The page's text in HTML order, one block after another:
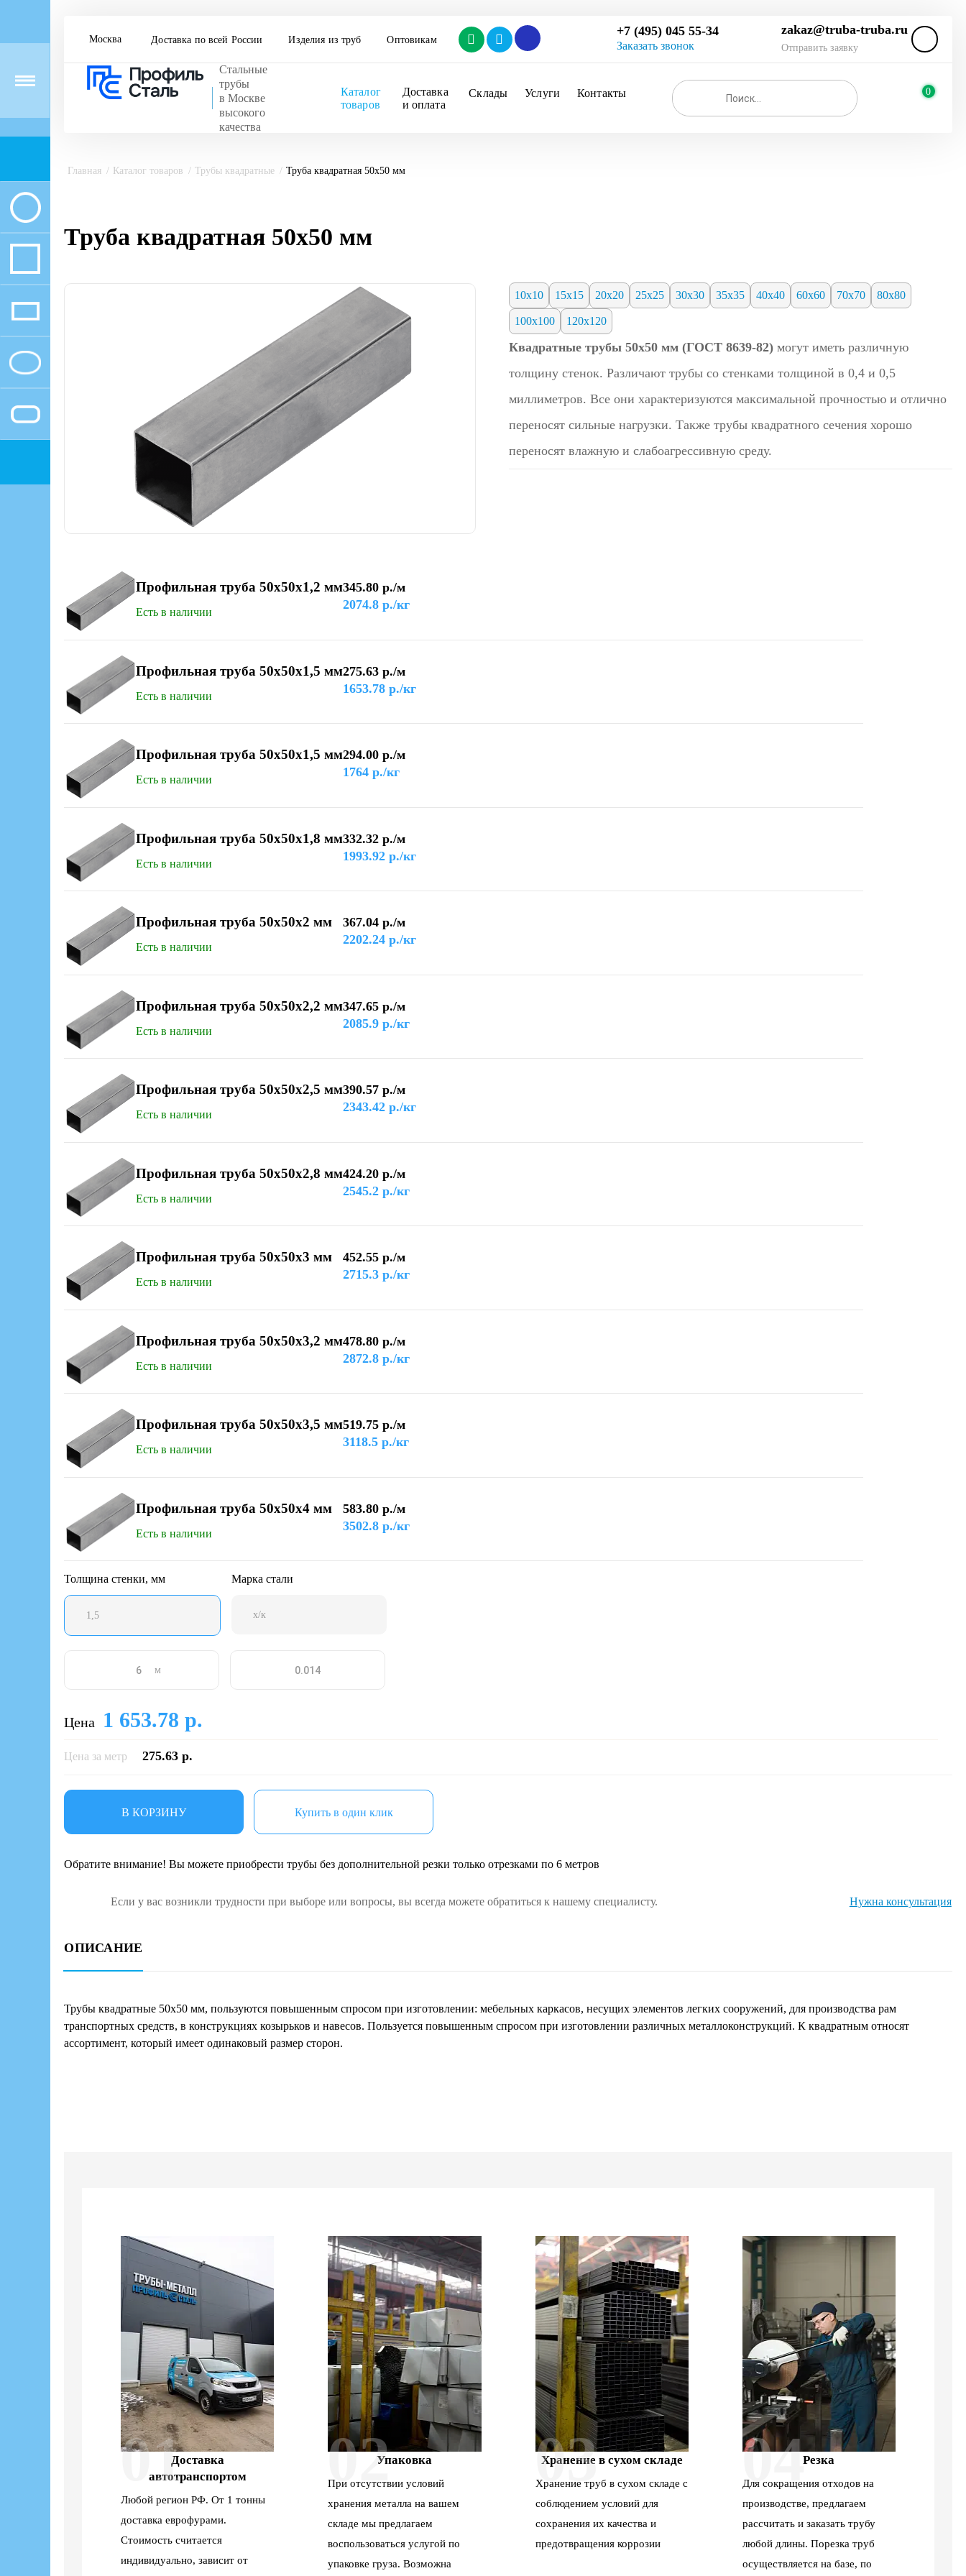
Москва Доставка по всей России Изделия из труб Оптовикам
+7 (495) 045 55-34
Заказать звонок
zakaz@truba-truba.ru
Отправить заявку
Стальные
трубы
в Москве
высокого
качества
Каталог
товаров
Доставка
и оплата
Склады Услуги Контакты 0
Главная Каталог товаров Трубы квадратные Труба квадратная 50х50 мм
Труба квадратная 50х50 мм
10х10 15х15 20х20 25х25 30х30 35х35 40х40 60х60 70х70 80х80
100х100 120х120
Квадратные трубы 50х50 мм (ГОСТ 8639-82) могут иметь различную
толщину стенок. Различают трубы со стенками толщиной в 0,4 и 0,5
миллиметров. Все они характеризуются максимальной прочностью и отлично
переносят сильные нагрузки. Также трубы квадратного сечения хорошо
переносят влажную и слабоагрессивную среду.
Профильная труба 50х50x1,2 мм
Есть в наличии
345.80 р./м
2074.8 р./кг
Профильная труба 50х50x1,5 мм
Есть в наличии
275.63 р./м
1653.78 р./кг
Профильная труба 50х50x1,5 мм
Есть в наличии
294.00 р./м
1764 р./кг
Профильная труба 50х50x1,8 мм
Есть в наличии
332.32 р./м
1993.92 р./кг
Профильная труба 50х50x2 мм
Есть в наличии
367.04 р./м
2202.24 р./кг
Профильная труба 50х50x2,2 мм
Есть в наличии
347.65 р./м
2085.9 р./кг
Профильная труба 50х50x2,5 мм
Есть в наличии
390.57 р./м
2343.42 р./кг
Профильная труба 50х50x2,8 мм
Есть в наличии
424.20 р./м
2545.2 р./кг
Профильная труба 50х50x3 мм
Есть в наличии
452.55 р./м
2715.3 р./кг
Профильная труба 50х50x3,2 мм
Есть в наличии
478.80 р./м
2872.8 р./кг
Профильная труба 50х50x3,5 мм
Есть в наличии
519.75 р./м
3118.5 р./кг
Профильная труба 50х50x4 мм
Есть в наличии
583.80 р./м
3502.8 р./кг
Толщина стенки, мм
1,5
Марка стали
х/к
м
Цена 1 653.78 р.
Цена за метр 275.63 р.
В КОРЗИНУ Купить в один клик
Обратите внимание! Вы можете приобрести трубы без дополнительной резки только отрезками по 6 метров
Если у вас возникли трудности при выборе или вопросы, вы всегда можете обратиться к нашему специалисту. Нужна консультация
ОПИСАНИЕ
Трубы квадратные 50х50 мм, пользуются повышенным спросом при изготовлении: мебельных каркасов, несущих элементов легких сооружений, для производства рам
транспортных средств, в конструкциях козырьков и навесов. Пользуется повышенным спросом при изготовлении различных металлоконструкций. К квадратным относят
ассортимент, который имеет одинаковый размер сторон.
01Доставка
автотранспортом
Любой регион РФ. От 1 тонны
доставка еврофурами.
Стоимость считается
индивидуально, зависит от
02Упаковка
При отсутствии условий
хранения металла на вашем
складе мы предлагаем
воспользоваться услугой по
упаковке груза. Возможна
03
Хранение в сухом складе
Хранение труб в сухом складе с
соблюдением условий для
сохранения их качества и
предотвращения коррозии
04Резка
Для сокращения отходов на
производстве, предлагаем
рассчитать и заказать трубу
любой длины. Порезка труб
осуществляется на базе, по